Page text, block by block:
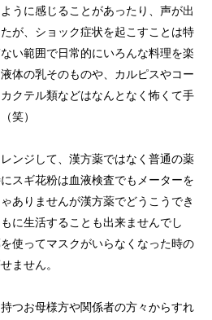
うに感じることがあったり、声が出
が、ショック症状を起こすことは特
い範囲で日常的にいろんな料理を楽
体の乳そのものや、カルピスやコー
クテル類などはなんとなく怖くて手
笑）
ンジして、漢方薬ではなく普通の薬
スギ花粉は血液検査でもメーターを
ありませんが漢方薬でどうこうでき
に生活することも出来ませんでし
使ってマスクがいらなくなった時の
ません。
つお母様方や関係者の方々からすれ